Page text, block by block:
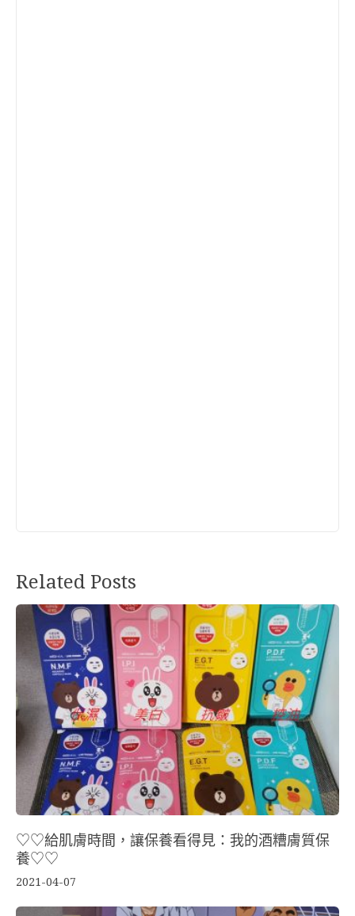
Related Posts
♡♡給肌膚時間，讓保養看得見：我的酒糟膚質保
養♡♡
2021-04-07